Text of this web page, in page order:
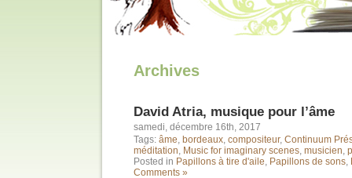
Archives
David Atria, musique pour l’âme
samedi, décembre 16th, 2017
Tags: âme, bordeaux, compositeur, Continuum
méditation, Music for imaginary scenes, musicien,
Posted in Papillons à tire d'aile, Papillons de sons,
Comments »